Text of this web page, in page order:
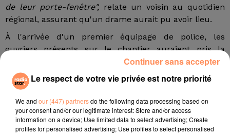
de leur porte-fenêtre", relate un voisin au quotidien
régional, assurant qu'un drame aurait pu avoir lieu.
À l'arrivée d'un premier équipage de police, les
ouvriers présents sur le chantier auraient pris la
poudre d'escampette. Les forces de l'ordre ont alors
constaté que des cartouches de fragmentation
thermique avaient été introduites dans des mèches
percées dans le sol : un dispositif qui aurait les mêmes
effets que de la dynamite, une fois raccordé à un
mécanisme de mise à feu selon Nice-Matin !
Le respect de votre vie privée est notre priorité
We and our (447) partnersdo the following data processing based on
your consent and/or our legitimate interest: Store and/or access
information on a device; Use limited data to select advertising; Create
profiles for personalised advertising; Use profiles to select personalised
Continuer sans accepter